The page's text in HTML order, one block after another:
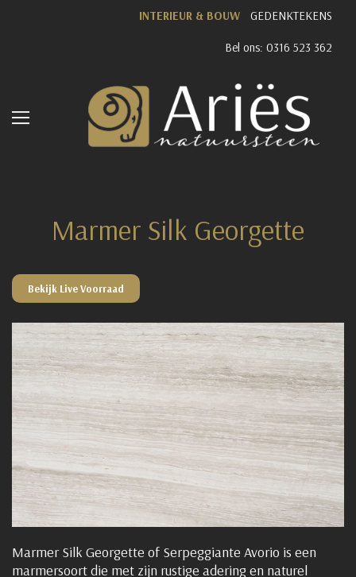
INTERIEUR & BOUW GEDENKTEKENS
Bel ons: 0316 523 362
Marmer Silk Georgette
Bekijk Live Voorraad
Marmer Silk Georgette of Serpeggiante Avorio is een
marmersoort die met zijn rustige adering en naturel